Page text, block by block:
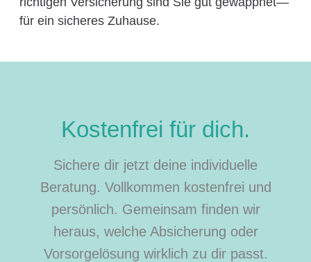
für ein sicheres Zuhause.
Kostenfrei für dich.
Sichere dir jetzt deine individuelle
Beratung. Vollkommen kostenfrei und
persönlich. Gemeinsam finden wir
heraus, welche Absicherung oder
Vorsorgelösung wirklich zu dir passt.